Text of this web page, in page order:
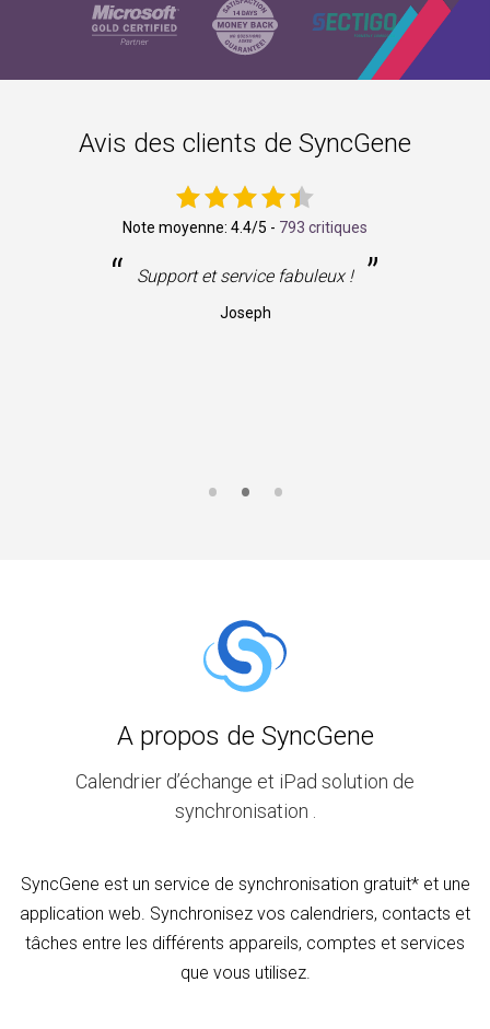
Avis des clients de SyncGene
Note moyenne: 4.4/5 - 793 critiques
“ Support et service fabuleux ! ”
Joseph
A propos de SyncGene
Calendrier d’échange et iPad solution de
synchronisation .
SyncGene est un service de synchronisation gratuit* et une
application web. Synchronisez vos calendriers, contacts et
tâches entre les différents appareils, comptes et services
que vous utilisez.